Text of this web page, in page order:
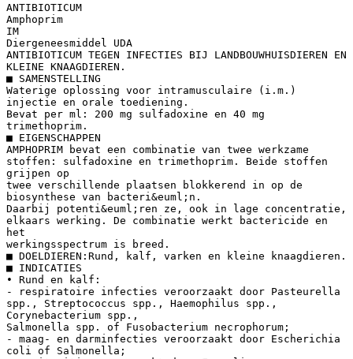
ANTIBIOTICUM
Amphoprim
IM
Diergeneesmiddel UDA
ANTIBIOTICUM TEGEN INFECTIES BIJ LANDBOUWHUISDIEREN EN
KLEINE KNAAGDIEREN.
■ SAMENSTELLING
Waterige oplossing voor intramusculaire (i.m.)
injectie en orale toediening.
Bevat per ml: 200 mg sulfadoxine en 40 mg
trimethoprim.
■ EIGENSCHAPPEN
AMPHOPRIM bevat een combinatie van twee werkzame
stoffen: sulfadoxine en trimethoprim. Beide stoffen
grijpen op
twee verschillende plaatsen blokkerend in op de
biosynthese van bacteri&euml;n.
Daarbij potenti&euml;ren ze, ook in lage concentratie,
elkaars werking. De combinatie werkt bactericide en
het
werkingsspectrum is breed.
■ DOELDIEREN:Rund, kalf, varken en kleine knaagdieren.
■ INDICATIES
• Rund en kalf:
- respiratoire infecties veroorzaakt door Pasteurella
spp., Streptococcus spp., Haemophilus spp.,
Corynebacterium spp.,
Salmonella spp. of Fusobacterium necrophorum;
- maag- en darminfecties veroorzaakt door Escherichia
coli of Salmonella;